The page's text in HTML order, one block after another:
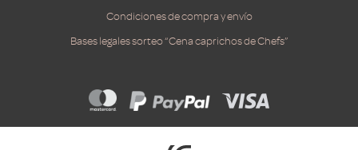
Condiciones de compra y envío
Bases legales sorteo “Cena caprichos de Chefs”